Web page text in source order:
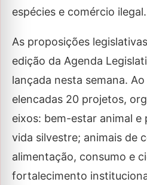
espécies e comércio ilegal.
As proposições
edição da Agenda
lançada nesta semana.
elencadas 20 projetos,
eixos: bem-estar animal e
vida silvestre; animais de
alimentação, consumo e
fortalecimento